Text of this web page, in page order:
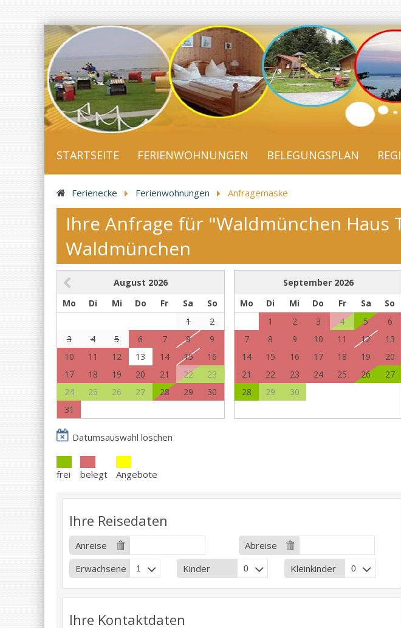
Navigation
überspringen
STARTSEITE FERIENWOHNUNGEN BELEGUNGSPLAN
Ferienecke Ferienwohnungen Anfragemaske
Ihre Anfrage für "Waldmünchen Haus
Waldmünchen
August 2026
Mo
Di Mi Do Fr Sa
So
1
2
3
4 5 6 7 8
9
10
11 12 13 14 15
16
17
18 19 20 21 22
23
24
25 26 27 28 29
30
31
September 2026
Mo
Di Mi Do Fr Sa
So
1
2 3 4 5
6
7
8 9 10 11 12
13
14
15 16 17 18 19
20
21
22 23 24 25 26
27
28
29 30
Datumsauswahl löschen
frei belegt Angebote
Ihre Reisedaten
Anreise
Abreise
Erwachsene
Kinder Kleinkinder
Ihre Kontaktdaten